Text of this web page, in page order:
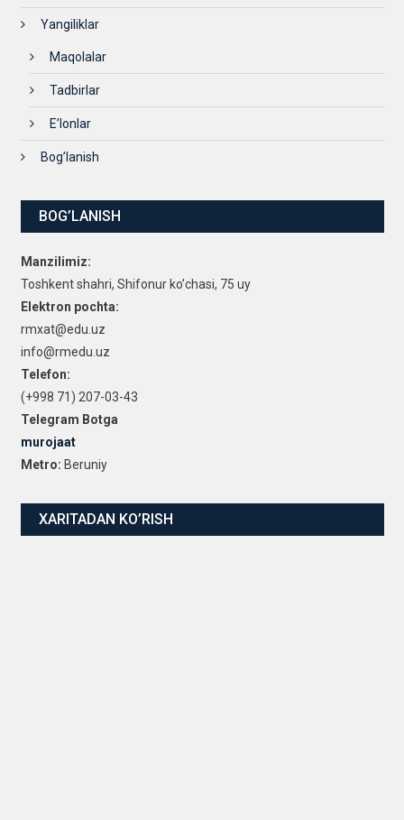
Yangiliklar
Maqolalar
Tadbirlar
E’lonlar
Bog’lanish
BOG’LANISH
Manzilimiz:
Toshkent shahri, Shifonur ko’chasi, 75 uy
Elektron pochta:
rmxat@edu.uz
info@rmedu.uz
Telefon:
(+998 71) 207-03-43
Telegram Botga
murojaat
Metro: Beruniy
XARITADAN KO’RISH